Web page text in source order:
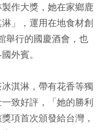
作大獎，她在家鄉鹿
」，運用在地食材創
舉行的國慶酒會，也
外賓。
淇淋，帶有花香等獨
致好評，「她的勝利
項首次頒發給台灣，